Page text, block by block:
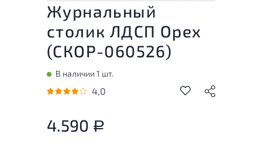
Журнальный
столик ЛДСП Орех
(СКОР-060526)
В наличии 1 шт.
4,0
4.590 Р